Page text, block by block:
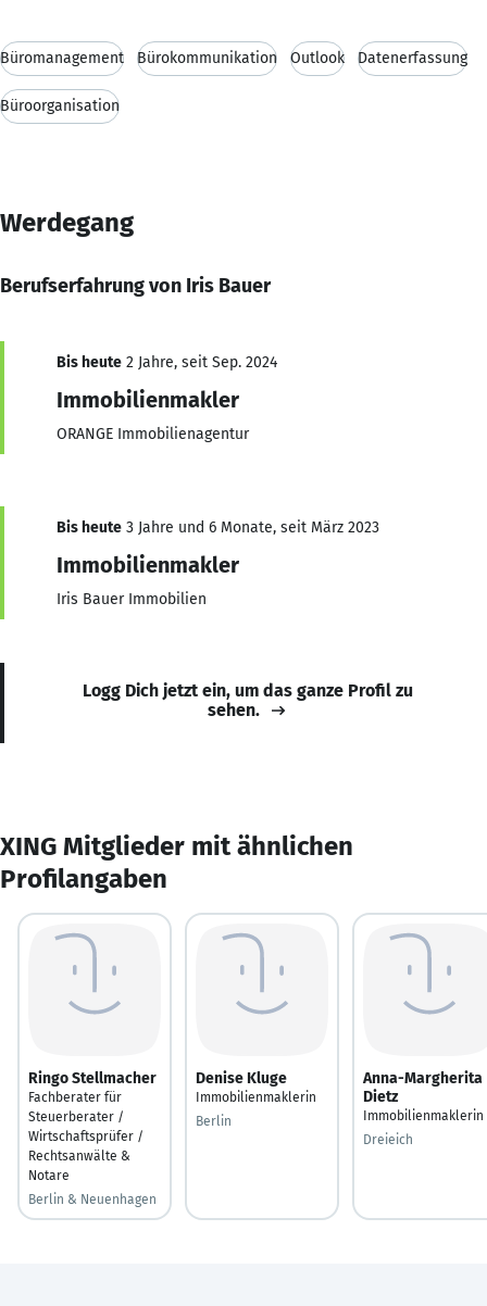
Büromanagement Bürokommunikation Outlook Datenerfassung
Büroorganisation
Werdegang
Berufserfahrung von Iris Bauer
Bis heute 2 Jahre, seit Sep. 2024
Immobilienmakler
ORANGE Immobilienagentur
Bis heute 3 Jahre und 6 Monate, seit März 2023
Immobilienmakler
Iris Bauer Immobilien
Logg Dich jetzt ein, um das ganze Profil zu
sehen.
XING Mitglieder mit ähnlichen
Profilangaben
Ringo Stellmacher
Fachberater für
Steuerberater /
Wirtschaftsprüfer /
Rechtsanwälte &
Notare
Berlin & Neuenhagen
Denise Kluge
Immobilienmaklerin
Berlin
Anna-Margherita
Dietz
Immobilienmaklerin
Dreieich